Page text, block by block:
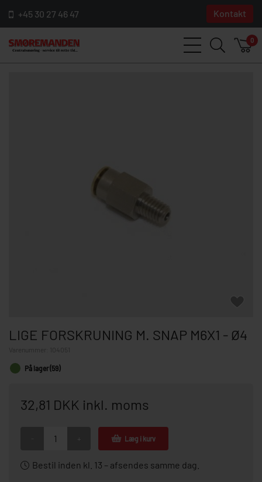
+45 30 27 46 47 Kontakt
0
LIGE FORSKRUNING M. SNAP M6X1 - Ø4
104051
På lager (59)
32,81 DKK inkl. moms
Læg i kurv
Bestil inden kl. 13 – afsendes samme dag.